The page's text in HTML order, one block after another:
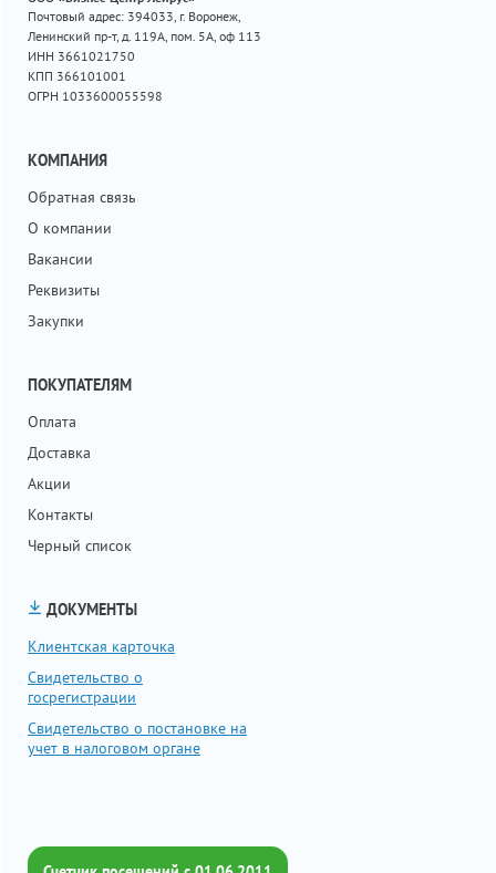
Почтовый адрес: 394033, г. Воронеж,
Ленинский пр-т, д. 119А, пом. 5А, оф 113
ИНН 3661021750
КПП 366101001
ОГРН 1033600055598
КОМПАНИЯ
Обратная связь
О компании
Вакансии
Реквизиты
Закупки
ПОКУПАТЕЛЯМ
Оплата
Доставка
Акции
Контакты
Черный список
ДОКУМЕНТЫ
Клиентская карточка
Свидетельство о
госрегистрации
Свидетельство о постановке на
учет в налоговом органе